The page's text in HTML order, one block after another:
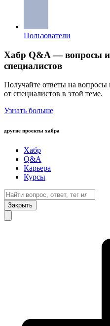
Пользователи
Хабр Q&A — вопросы и
специалистов
Получайте ответы на
от специалистов в этой теме.
Узнать больше
другие проекты хабра
Хабр
Q&A
Карьера
Курсы
Закрыть